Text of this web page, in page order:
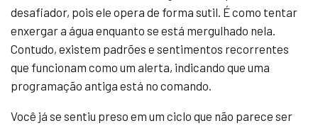
desafiador, pois ele opera de forma sutil. É como tentar
enxergar a água enquanto se está mergulhado nela.
Contudo, existem padrões e sentimentos recorrentes
que funcionam como um alerta, indicando que uma
programação antiga está no comando.
Você já se sentiu preso em um ciclo que não parece ser